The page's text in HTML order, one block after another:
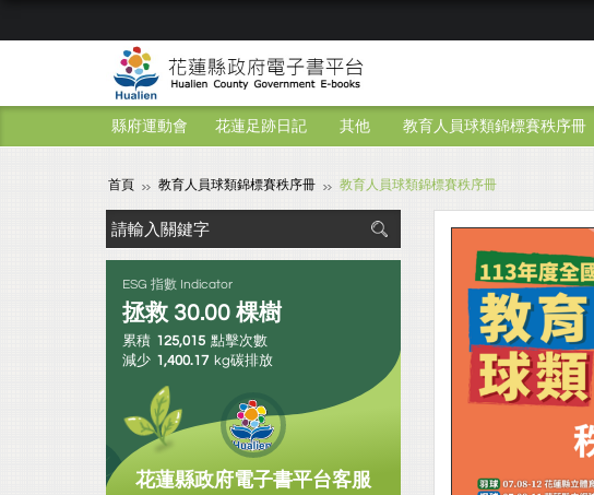
縣府運動會 花蓮足跡日記 其他 教育人員球類錦標賽秩序冊
首頁 教育人員球類錦標賽秩序冊 教育人員球類錦標賽秩序冊
ESG 指數 Indicator
拯救 30.00 棵樹
累積 125,015 點擊次數
減少 1,400.17 kg碳排放
花蓮縣政府電子書平台客服